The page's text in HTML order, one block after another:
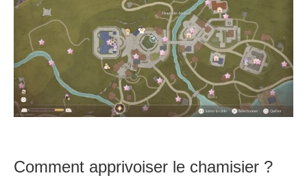
Comment apprivoiser le chamisier ?